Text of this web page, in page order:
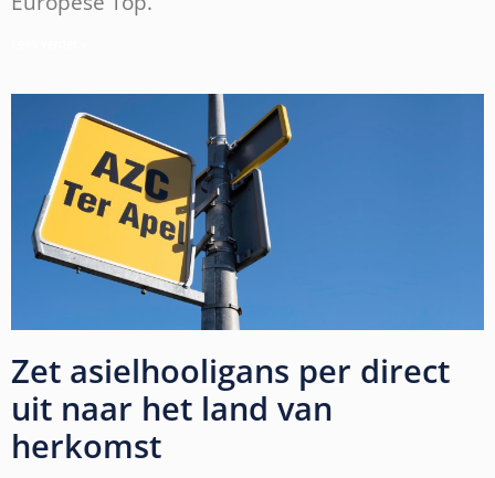
Zet asielhooligans per direct
uit naar het land van
herkomst